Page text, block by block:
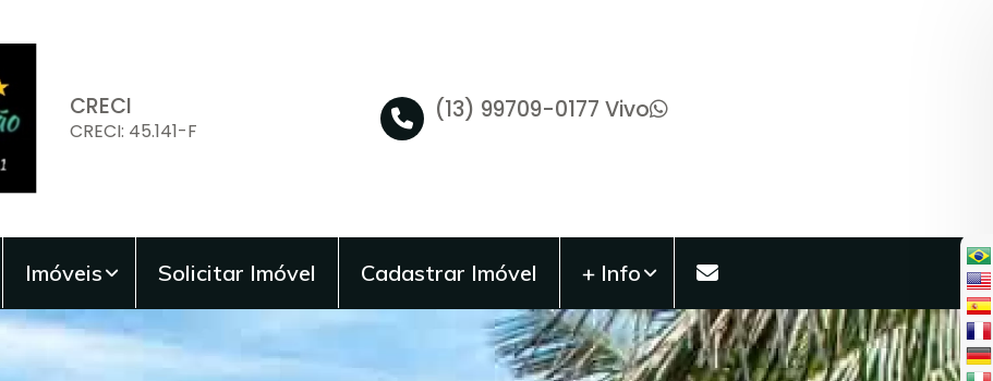
CRECI
CRECI: 45.141-F
(13) 99709-0177 Vivo
Imóveis Solicitar Imóvel Cadastrar Imóvel + Info